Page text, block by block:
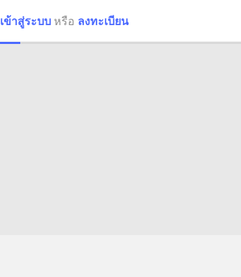
เข้าสู่ระบบ หรือ ลงทะเบียน